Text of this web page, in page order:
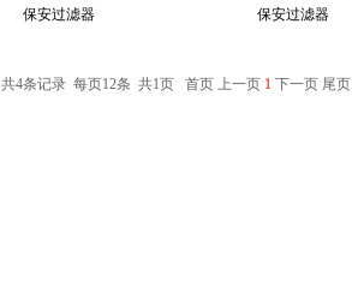
保安过滤器 保安过滤器
共4条记录 每页12条 共1页 首页 上一页 1 下一页 尾页